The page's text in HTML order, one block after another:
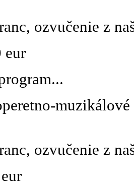
ozvučenie z
eur
ozvučenie z